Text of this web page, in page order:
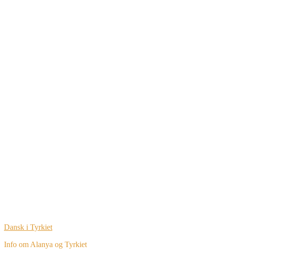
Dansk i Tyrkiet
Info om Alanya og Tyrkiet